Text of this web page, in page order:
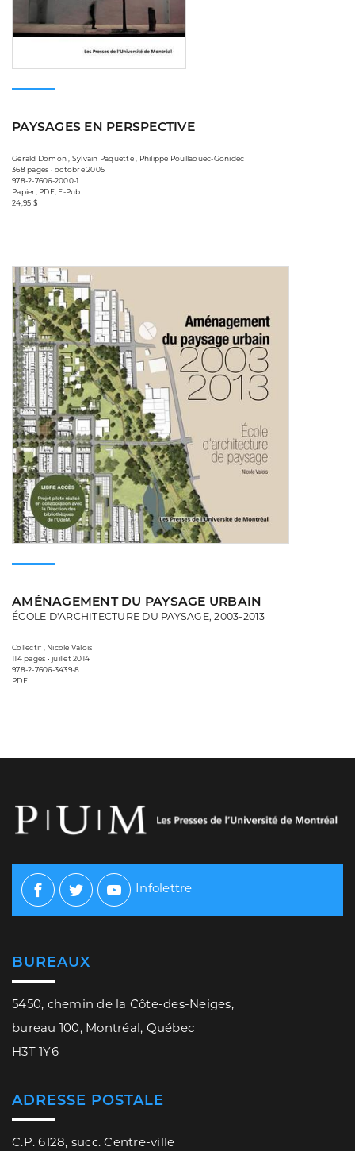
PAYSAGES EN PERSPECTIVE
Gérald Domon , Sylvain Paquette , Philippe Poullaouec-Gonidec
368 pages • octobre 2005
978-2-7606-2000-1
Papier, PDF, E-Pub
24,95 $
AMÉNAGEMENT DU PAYSAGE URBAIN
ÉCOLE D'ARCHITECTURE DU PAYSAGE, 2003-2013
Collectif , Nicole Valois
114 pages • juillet 2014
978-2-7606-3439-8
PDF
Facebook
TwitterYoutube
Infolettre
BUREAUX
5450, chemin de la Côte-des-Neiges,
bureau 100, Montréal, Québec
H3T 1Y6
ADRESSE POSTALE
C.P. 6128, succ. Centre-ville